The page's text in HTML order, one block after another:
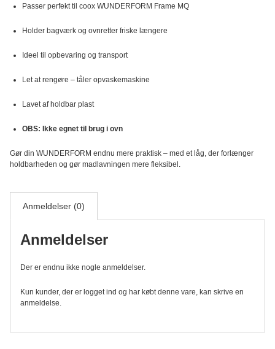
Passer perfekt til coox WUNDERFORM Frame MQ
Holder bagværk og ovnretter friske længere
Ideel til opbevaring og transport
Let at rengøre – tåler opvaskemaskine
Lavet af holdbar plast
OBS: Ikke egnet til brug i ovn
Gør din WUNDERFORM endnu mere praktisk – med et låg, der forlænger
holdbarheden og gør madlavningen mere fleksibel.
Anmeldelser (0)
Anmeldelser
Der er endnu ikke nogle anmeldelser.
Kun kunder, der er logget ind og har købt denne vare, kan skrive en
anmeldelse.